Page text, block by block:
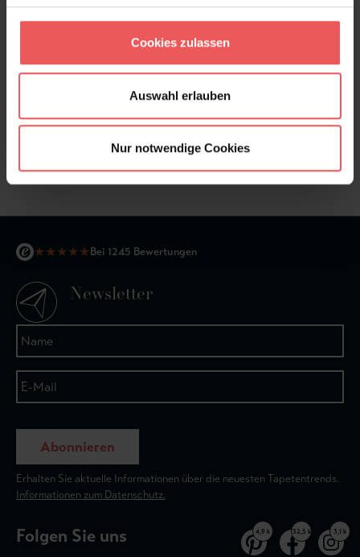
Cookies zulassen
Auswahl erlauben
Nur notwendige Cookies
FAQ Teilen!
Sie haben Fragen zum Produkt?
★★★★★Bei 1245 Bewertungen
Newsletter
Abonnieren
Erhalten Sie aktuelle Informationen über die neuesten Tapetentrends.
Informationen zum Datenschutz.
Folgen Sie uns 4,9 k 32,5 k 3,1 k